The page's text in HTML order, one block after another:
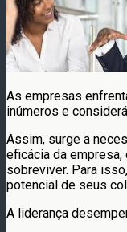
As empresas
inúmeros e
Assim, surge a
eficácia da
sobreviver. Para
potencial de seus
A liderança